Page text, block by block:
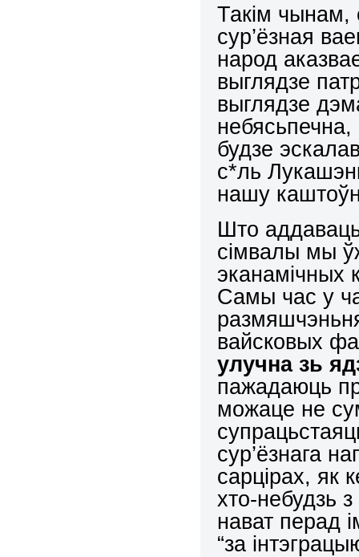
Такім чынам,
сур’ёзная
народ
выглядзе
выглядзе
будзе
с*ль
нашу
Што
сімвалы мы
эканамічных
Самы час у
вайсковых
улучна зь
пажадаюць
можаце не
сур’ёзнага
сарцірах, як
хто-небудзь
нават перад
“за